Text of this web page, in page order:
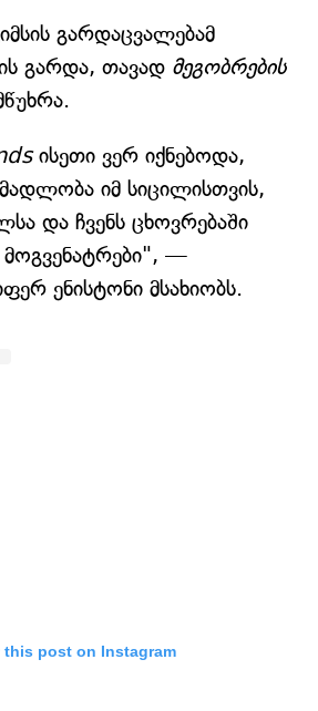
გარდაცვალებამ
გარდა, თავად მეგობრების
ისეთი ვერ იქნებოდა,
იმ სიცილისთვის,
და ჩვენს ცხოვრებაში
მოგვენატრები", —
ენისტონი მსახიობს.
this post on Instagram